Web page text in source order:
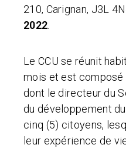
210, Carignan, J3L
2022
Le CCU se réunit
mois et est composé
dont le directeur du
du développement
cinq (5) citoyens,
leur expérience de